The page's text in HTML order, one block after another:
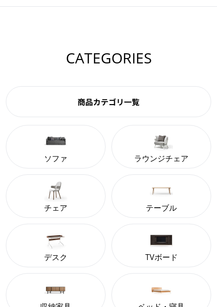
CATEGORIES
商品カテゴリ一覧
ソファ ラウンジチェア
チェア テーブル
デスク TVボード